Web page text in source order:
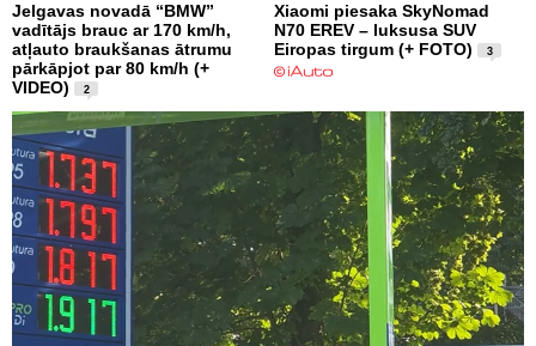
Jelgavas novadā “BMW”
vadītājs brauc ar 170 km/h,
atļauto braukšanas ātrumu
pārkāpjot par 80 km/h (+
VIDEO)
2
Xiaomi piesaka SkyNomad
N70 EREV – luksusa SUV
Eiropas tirgum (+ FOTO)
3